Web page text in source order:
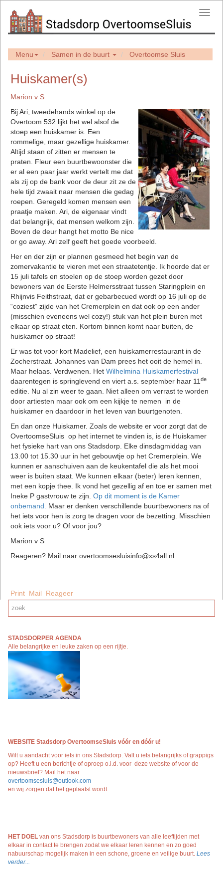
Menu Samen in de buurt Overtoomse Sluis
Huiskamer(s)
Marion v S
Bij Ari, tweedehands winkel op de
Overtoom 532 lijkt het wel alsof de
stoep een huiskamer is. Een
rommelige, maar gezellige huiskamer.
Altijd staan of zitten er mensen te
praten. Fleur een buurtbewoonster die
er al een paar jaar werkt vertelt me dat
als zij op de bank voor de deur zit ze de
hele tijd zwaait naar mensen die gedag
roepen. Geregeld komen mensen een
praatje maken. Ari, de eigenaar vindt
dat belangrijk, dat mensen welkom zijn.
Boven de deur hangt het motto Be nice
or go away. Ari zelf geeft het goede voorbeeld.
Her en der zijn er plannen gesmeed het begin van de
zomervakantie te vieren met een straatetentje. Ik hoorde dat er
15 juli tafels en stoelen op de stoep worden gezet door
bewoners van de Eerste Helmersstraat tussen Staringplein en
Rhijnvis Feithstraat, dat er gebarbecued wordt op 16 juli op de
“coziest” zijde van het Cremerplein en dat ook op een ander
(misschien eveneens wel cozy!) stuk van het plein buren met
elkaar op straat eten. Kortom binnen komt naar buiten, de
huiskamer op straat!
Er was tot voor kort Madelief, een huiskamerrestaurant in de
Zocherstraat. Johannes van Dam prees het ooit de hemel in.
Maar helaas. Verdwenen. Het Wilhelmina Huiskamerfestival
daarentegen is springlevend en viert a.s. september haar 11 de
editie. Nu al zin weer te gaan. Niet alleen om verrast te worden
door artiesten maar ook om een kijkje te nemen in de
huiskamer en daardoor in het leven van buurtgenoten.
En dan onze Huiskamer. Zoals de website er voor zorgt dat de
OvertoomseSluis op het internet te vinden is, is de Huiskamer
het fysieke hart van ons Stadsdorp. Elke dinsdagmiddag van
13.00 tot 15.30 uur in het gebouwtje op het Cremerplein. We
kunnen er aanschuiven aan de keukentafel die als het mooi
weer is buiten staat. We kunnen elkaar (beter) leren kennen,
met een kopje thee. Ik vond het gezellig af en toe er samen met
Ineke P gastvrouw te zijn. Op dit moment is de Kamer
onbemand.
Maar er denken verschillende buurtbewoners na of
het iets voor hen is zorg te dragen voor de bezetting. Misschien
ook iets voor u? Of voor jou?
Marion v S
Reageren? Mail naar overtoomsesluisinfo@xs4all.nl
Print Mail Reageer
STADSDORPER AGENDA
Alle belangrijke en leuke zaken op een rijtje.
WEBSITE Stadsdorp OvertoomseSluis vóór en dóór u!
Wilt u aandacht voor iets in ons Stadsdorp. Valt u iets belangrijks of grappigs
op? Heeft u een berichtje of oproep o.i.d. voor deze website of voor de
nieuwsbrief? Mail het naar
overtoomsesluis@outlook.com
en wij zorgen dat het geplaatst wordt.
HET DOEL van ons Stadsdorp is buurtbewoners van alle leeftijden met
elkaar in contact te brengen zodat we elkaar leren kennen en zo goed
nabuurschap mogelijk maken in een schone, groene en veilige buurt. Lees
verder...